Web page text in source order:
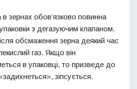
в зернах обов’язково повинна
з дегазуючим клапаном.
обсмаження зерна деякий час
газ. Якщо він
в упаковці, то призведе до
зіпсується.